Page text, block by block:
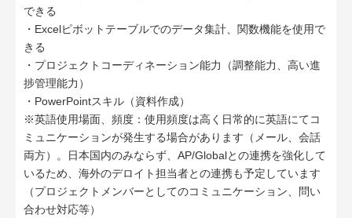
できる
・Excelピボットテーブルでのデータ集計、関数機能を使用で
きる
・プロジェクトコーディネーション能力（調整能力、高い進
捗管理能力）
・PowerPointスキル（資料作成）
※英語使用場面、頻度：使用頻度は高く日常的に英語にてコ
ミュニケーションが発生する場合があります（メール、会話
両方）。日本国内のみならず、AP/Globalとの連携を強化して
いるため、海外のデロイト担当者との連携も予定しています
（プロジェクトメンバーとしてのコミュニケーション、問い
合わせ対応等）